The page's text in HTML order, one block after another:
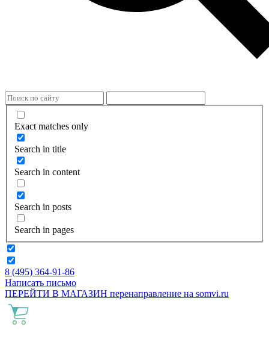
Exact matches only
Search in title
Search in content
Search in posts
Search in pages
8 (495) 364-91-86
Написать письмо
ПЕРЕЙТИ В МАГАЗИН перенаправление на somvi.ru